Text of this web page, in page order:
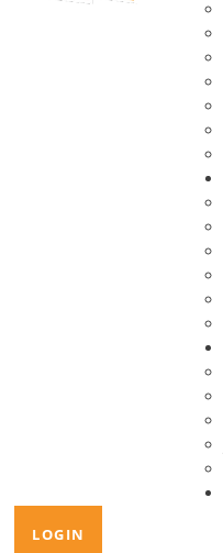
LOGIN